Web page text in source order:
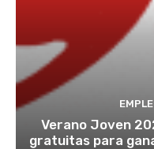
Verano Joven
gratuitas para